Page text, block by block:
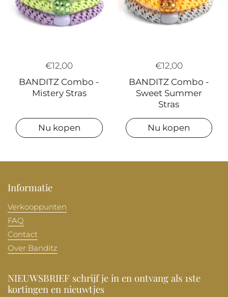
€12,00
BANDITZ Combo -
Mistery Stras
Nu kopen
€12,00
BANDITZ Combo -
Sweet Summer
Stras
Nu kopen
Informatie
Verkooppunten
FAQ
Contact
Over Banditz
NIEUWSBRIEF schrijf je in en ontvang als 1ste
kortingen en nieuwtjes